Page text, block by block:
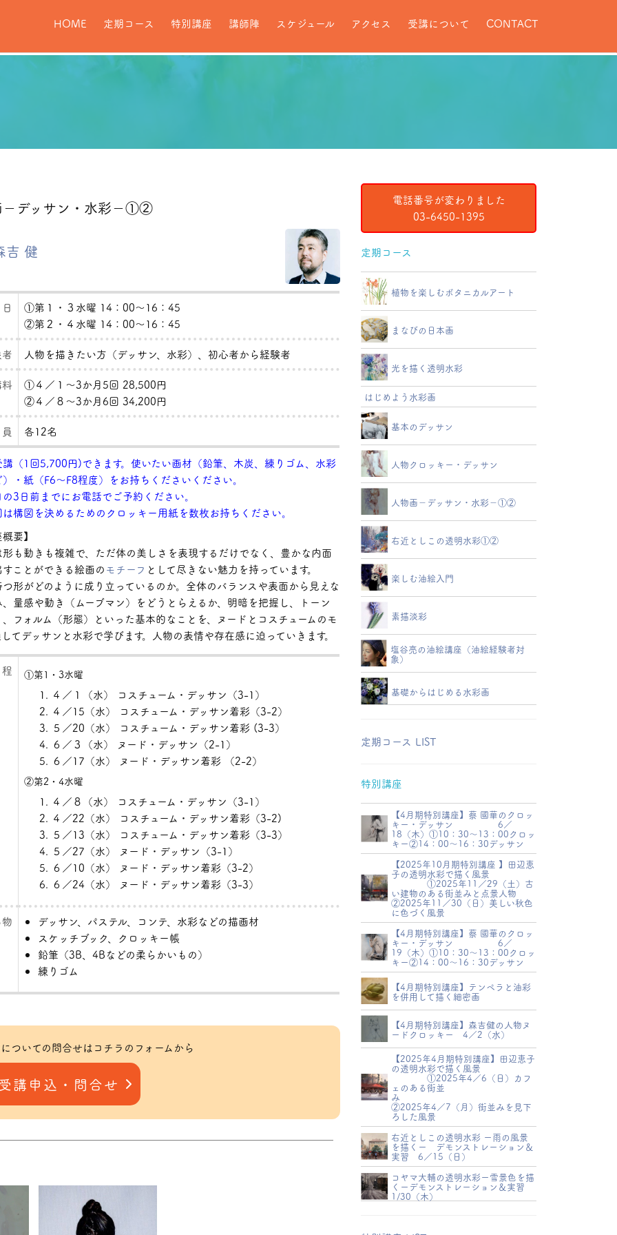
HOME 定期コース 特別講座 講師陣 スケジュール アクセス 受講について CONTACT
－デッサン・水彩－①②
吉 健
①第１・３水曜 14：00～16：45
②第２・４水曜 14：00～16：45
人物を描きたい方（デッサン、水彩）、初心者から経験者
①４／１～3か月5回 28,500円
②４／８～3か月6回 34,200円
各12名
（1回5,700円)できます。使いたい画材（鉛筆、木炭、練りゴム、水彩
・紙（F6～F8程度）をお持ちくださいください。
3日前までにお電話でご予約ください。
構図を決めるためのクロッキー用紙を数枚お持ちください。
要】
形も動きも複雑で、ただ体の美しさを表現するだけでなく、豊かな内面
すことができる絵画のモチーフ として尽きない魅力を持っています。
つ形がどのように成り立っているのか。全体のバランスや表面から見えな
、量感や動き（ムーブマン）をどうとらえるか、明暗を把握し、トーン
、フォルム（形態）といった基本的なことを、ヌードと コスチュームのモ
てデッサンと水彩で学びます。人物の表情や存在感に迫っていきます。
①第1・3水曜
４／１（水） コスチューム・デッサン（3-1）
４／15（水） コスチューム・デッサン着彩（3-2）
５／20（水） コスチューム・デッサン着彩 (3-3）
６／３（水） ヌード・デッサン（2-1）
６／17（水） ヌード・デッサン着彩 （2-2）
②第2・4水曜
４／８（水） コスチューム・デッサン（3-1）
４／22（水） コスチューム・デッサン着彩（3-2)
５／13（水） コスチューム・デッサン着彩（3-3）
５／27（水） ヌード・デッサン（3-1）
６／10（水） ヌード・デッサン着彩（3-2）
６／24（水） ヌード・デッサン着彩（3-3）
デッサン、パステル、コンテ、水彩などの描画材
スケッチブック、クロッキー帳
鉛筆（3B、4Bなどの柔らかいもの）
練りゴム
ついての問合せはコチラのフォームから
講申込・問合せ
電話番号が変わりました
03-6450-1395
定期コース
植物を楽しむボタニカルアート
まなびの日本画
光を描く透明水彩
はじめよう水彩画
基本のデッサン
人物クロッキー・デッサン
人物画－デッサン・水彩－①②
右近としこの透明水彩①②
楽しむ油絵入門
素描淡彩
塩谷亮の油絵講座（油絵経験者対
象）
基礎からはじめる水彩画
定期コース LIST
特別講座
【4月期特別講座】蔡 國華のクロッ
キー・デッサン 6／
18（木）①10：30～13：00クロッ
キー②14：00～16：30デッサン
【2025年10月期特別講座 】田辺恵
子の透明水彩で描く風景
①2025年11／29（土）古
い建物のある街並みと点景人物
②2025年11／30（日）美しい秋色
に色づく風景
【4月期特別講座】蔡 國華のクロッ
キー・デッサン 6／
19（木）①10：30～13：00クロッ
キー②14：00～16：30デッサン
【4月期特別講座】テンペラと油彩
を併用して描く細密画
【4月期特別講座】森吉健の人物ヌ
ードクロッキー 4／2（水）
【2025年4月期特別講座】田辺恵子
の透明水彩で描く風景
①2025年4／6（日）カフ
ェのある街並
み
②2025年4／7（月）街並みを見下
ろした風景
右近としこの透明水彩 ー雨の風景
を描くー デモンストレーション＆
実習 6／15（日）
コヤマ大輔の透明水彩ー雪景色を描
くーデモンストレーション＆実習
1/30（木）